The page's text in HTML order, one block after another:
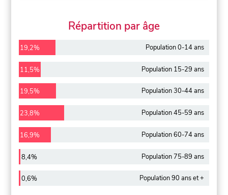
Répartition par âge
19,2% Population 0-14 ans
11,5% Population 15-29 ans
19,5% Population 30-44 ans
23,8% Population 45-59 ans
16,9% Population 60-74 ans
8,4% Population 75-89 ans
0,6% Population 90 ans et +